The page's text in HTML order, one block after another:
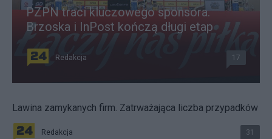
PZPN traci kluczowego sponsora.
Brzoska i InPost kończą długi etap
Redakcja 17
Lawina zamykanych firm. Zatrważająca liczba przypadków
Redakcja 31